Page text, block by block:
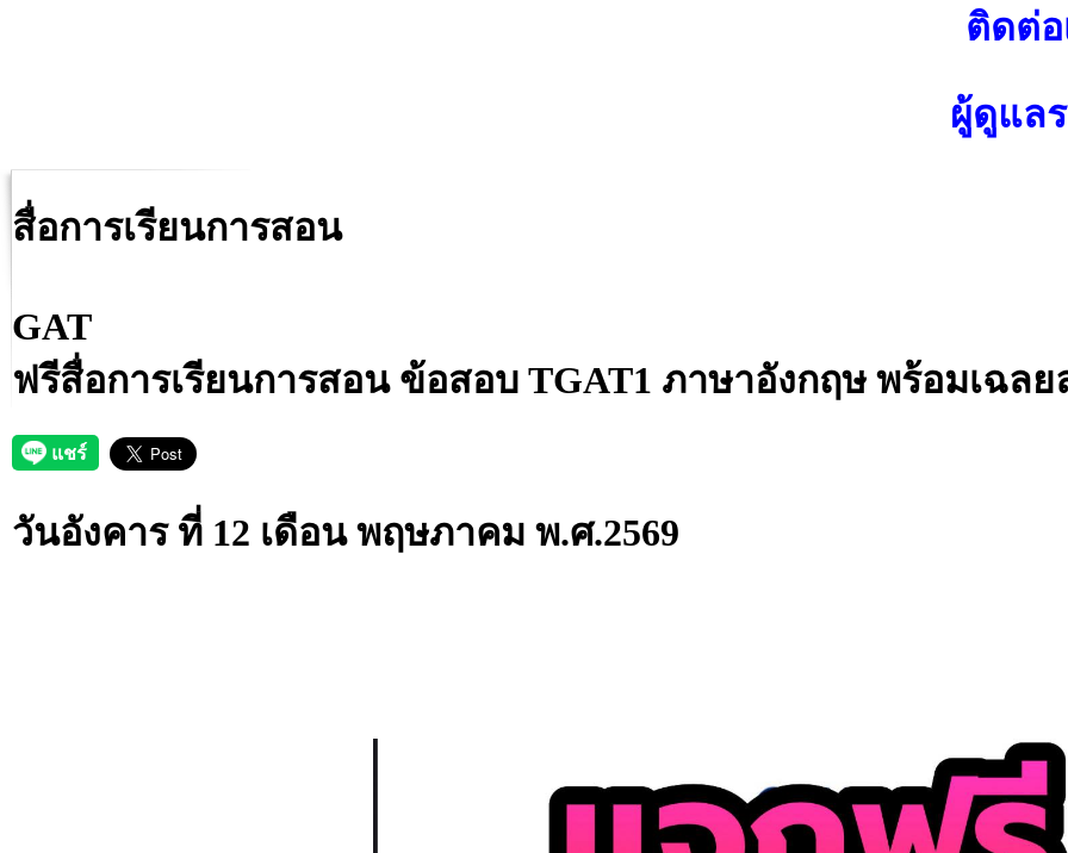
ติดต่อ
ผู้ดูแล
สื่อการเรียนการสอน
GAT
ฟรีสื่อการเรียนการสอน ข้อสอบ TGAT1 ภาษาอังกฤษ พร้อมเฉลย
วันอังคาร ที่ 12 เดือน พฤษภาคม พ.ศ.2569